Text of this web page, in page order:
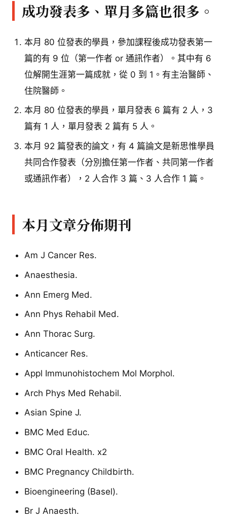
成功發表多、單月多篇也很多。
本月 80 位發表的學員，參加課程後成功發表第一
篇的有 9 位（第一作者 or 通訊作者）。其中有 6
位解開生涯第一篇成就，從 0 到 1。有主治醫師、
住院醫師。
本月 80 位發表的學員，單月發表 6 篇有 2 人，3
篇有 1 人，單月發表 2 篇有 5 人。
本月 92 篇發表的論文，有 4 篇論文是新思惟學員
共同合作發表（分別擔任第一作者、共同第一作者
或通訊作者），2 人合作 3 篇、3 人合作 1 篇。
本月文章分佈期刊
Am J Cancer Res.
Anaesthesia.
Ann Emerg Med.
Ann Phys Rehabil Med.
Ann Thorac Surg.
Anticancer Res.
Appl Immunohistochem Mol Morphol.
Arch Phys Med Rehabil.
Asian Spine J.
BMC Med Educ.
BMC Oral Health. x2
BMC Pregnancy Childbirth.
Bioengineering (Basel).
Br J Anaesth.